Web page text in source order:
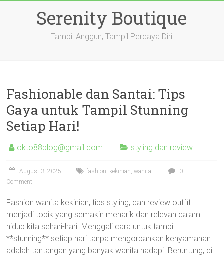
Serenity Boutique
Tampil Anggun, Tampil Percaya Diri
Fashionable dan Santai: Tips
Gaya untuk Tampil Stunning
Setiap Hari!
okto88blog@gmail.com styling dan review
August 3, 2025 fashion, kekinian,wanita
0
Comment
Fashion wanita kekinian, tips styling, dan review outfit
menjadi topik yang semakin menarik dan relevan dalam
hidup kita sehari-hari. Menggali cara untuk tampil
**stunning** setiap hari tanpa mengorbankan kenyamanan
adalah tantangan yang banyak wanita hadapi. Beruntung, di